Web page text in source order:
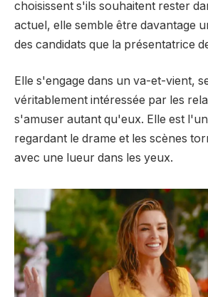
choisissent s'ils souhaitent rester
actuel, elle semble être davantage
des candidats que la présentatrice
Elle s'engage dans un va-et-vient,
véritablement intéressée par les
s'amuser autant qu'eux. Elle est
regardant le drame et les scènes
avec une lueur dans les yeux.